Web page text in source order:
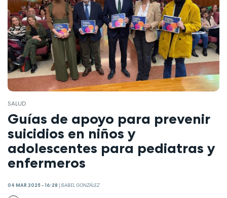
SALUD
Guías de apoyo para prevenir
suicidios en niños y
adolescentes para pediatras y
enfermeros
04 MAR 2025 - 16:28 |ISABEL GONZÁLEZ